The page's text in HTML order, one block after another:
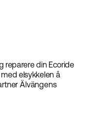
reparere din Ecoride
elsykkelen å
Älvängens